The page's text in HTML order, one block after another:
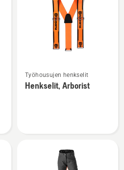
lisätietoja
tuotteesta
Työhousujen henkselit
Henkselit, Arborist